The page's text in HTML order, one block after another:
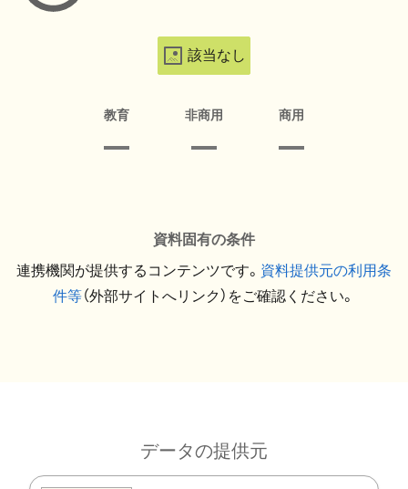
該当なし
教育 非商用 商用
資料固有の条件
連携機関が提供するコンテンツです。 資料提供元の利用条
件等（外部サイトへリンク）をご確認ください。
データの提供元